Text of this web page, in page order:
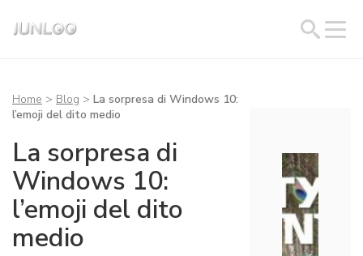
Home > Blog > La sorpresa di Windows 10:
l’emoji del dito medio
La sorpresa di
Windows 10:
l’emoji del dito
medio